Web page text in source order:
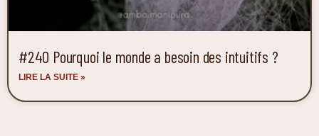
#240 Pourquoi le monde a besoin des intuitifs ?
LIRE LA SUITE »